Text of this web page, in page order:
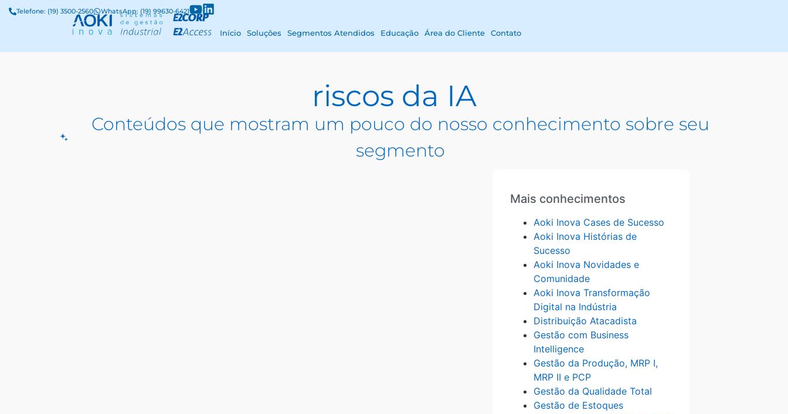
Telefone: (19) 3500-2560 WhatsApp: (19) 99630-6421
Início Soluções Segmentos Atendidos Educação Área do Cliente Contato
riscos da IA
Conteúdos que mostram um pouco do nosso conhecimento sobre seu
segmento
Mais conhecimentos
Aoki Inova Cases de Sucesso
Aoki Inova Histórias de
Sucesso
Aoki Inova Novidades e
Comunidade
Aoki Inova Transformação
Digital na Indústria
Distribuição Atacadista
Gestão com Business
Intelligence
Gestão da Produção, MRP I,
MRP II e PCP
Gestão da Qualidade Total
Gestão de Estoques